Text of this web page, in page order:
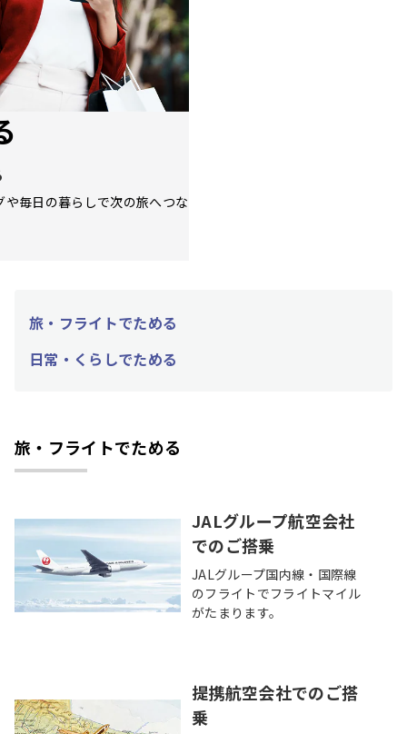
毎日の暮らしで次の旅へつな
旅・フライトでためる
日常・くらしでためる
旅・フライトでためる
JALグループ航空会社
でのご搭乗
JALグループ国内線・国際線
のフライトでフライトマイル
がたまります。
提携航空会社でのご搭
乗